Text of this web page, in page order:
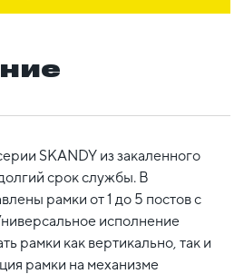
SKANDY из закаленного
срок службы. В
рамки от 1 до 5 постов с
исполнение
рамки как вертикально, так и
рамки на механизме